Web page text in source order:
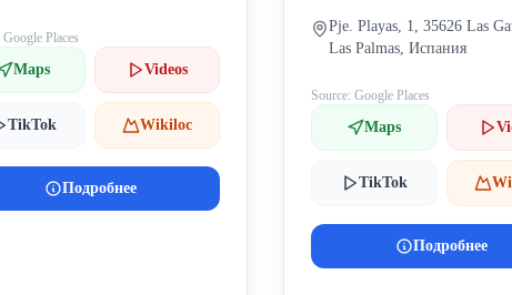
Google Places
Maps Videos
TikTok Wikiloc
Подробнее
Pje. Playas, 1, 35626 Las
Las Palmas, Испания
Source: Google Places
Maps
TikTok
Подробнее